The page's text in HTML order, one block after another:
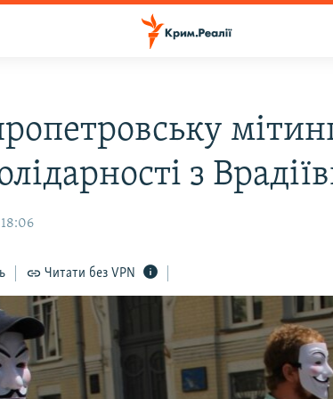
з
Читати без VPN